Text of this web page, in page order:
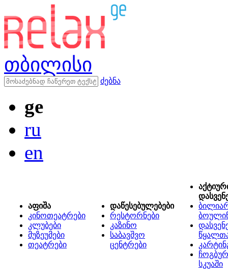
თბილისი
ძებნა
ge
ru
en
აფიშა
კინოთეატრები
კლუბები
მუზეუმები
თეატრები
დაწესებულებები
რესტორნები
კაზინო
საბავშვო
ცენტრები
სკუაში